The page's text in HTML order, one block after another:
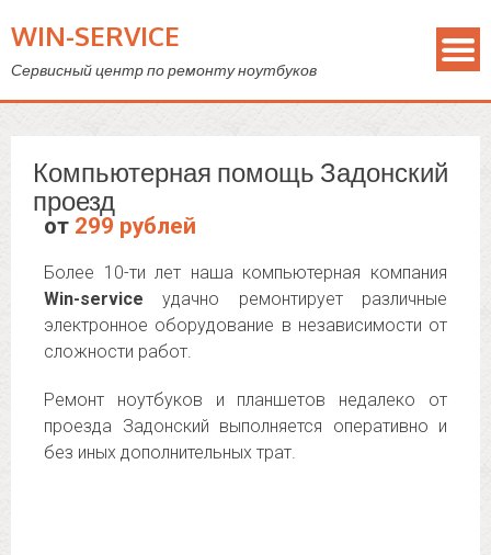
WIN-SERVICE
Сервисный центр по ремонту ноутбуков
Компьютерная помощь Задонский
проезд
от 299 рублей
Более 10-ти лет наша компьютерная компания
Win-service удачно ремонтирует различные
электронное оборудование в независимости от
сложности работ.
Ремонт ноутбуков и планшетов недалеко от
проезда Задонский выполняется оперативно и
без иных дополнительных трат.